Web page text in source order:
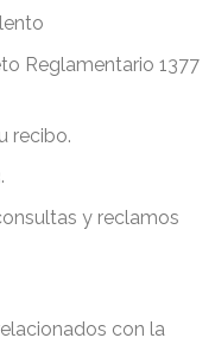
Reglamentario 1377
recibo.
y reclamos
con la